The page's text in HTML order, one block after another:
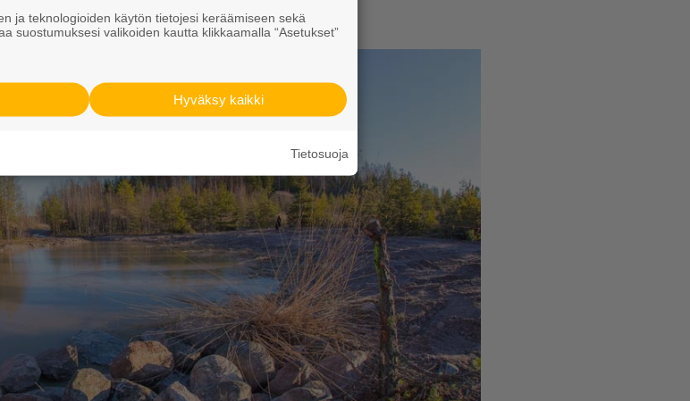
ja teknologioiden käytön tietojesi keräämiseen sekä
suostumuksesi valikoiden kautta klikkaamalla “Asetukset”
Hyväksy kaikki
Tietosuoja